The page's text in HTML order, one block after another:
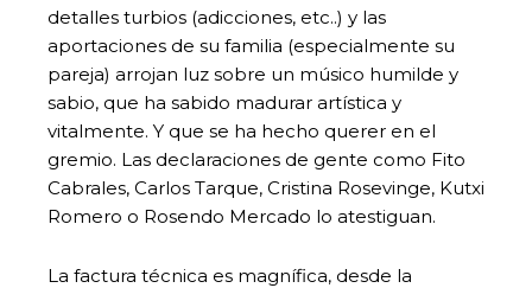
detalles turbios (adicciones, etc..) y las
aportaciones de su familia (especialmente su
pareja) arrojan luz sobre un músico humilde y
sabio, que ha sabido madurar artística y
vitalmente. Y que se ha hecho querer en el
gremio. Las declaraciones de gente como Fito
Cabrales, Carlos Tarque, Cristina Rosevinge, Kutxi
Romero o Rosendo Mercado lo atestiguan.
La factura técnica es magnífica, desde la